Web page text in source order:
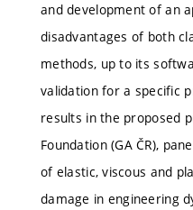
and development of an
disadvantages of both
methods, up to its
validation for a specific
results in the proposed
Foundation (GA ČR),
of elastic, viscous and
damage in engineering